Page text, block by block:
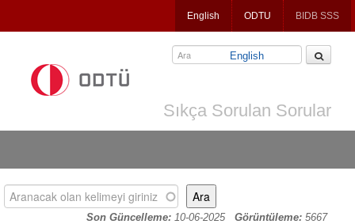
to
English ODTU BIDB SSS
Sıkça Sorulan Sorular
Son Güncelleme: 10-06-2025 Görüntüleme: 5667
Aranacak olan kelimeyi giriniz
English